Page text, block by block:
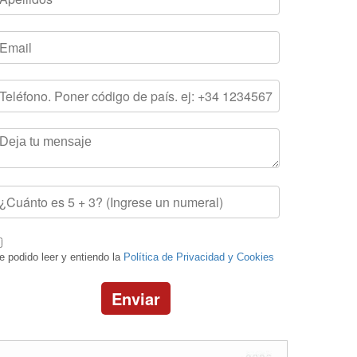
podido leer y entiendo la Política de Privacidad y Cookies
Enviar